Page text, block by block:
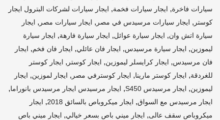
سيارات فاخرة, ايجار سيارات فخمة, ايجار سيارات لشركات البترول ايجار
كوستر , ايجار سيارات مرسيدس في مصر , ايجار سيارات مصر , ايجار
سيارة اتش وان, ايجار سيارة عوائل, ايجار سيارة فارهة, ايجار سيارة
ليموزين, ايجار سيارة مرسيدس, ايجار فان عائلي, ايجار فان فخم, ايجار
فان مرسيدس, ايجار كرايسلر ليموزين, ايجار كوستر , ايجار كوستر
للغردقة, ايجار كوستر مارينا, ايجار كوسترفي مصر , ايجار لموزين, ايجار
ليموزين, ايجار مرسيدس S450 , ايجار مرسيدس ايجار مرسيدس بانوراما,
ايجار مرسيدس مع السواق, ايجار ميكروباص بالسائق 2018 , ايجار
ميكروباص سقف عالى, ايجار ميني باص بسعر خيالي, ايجار ميني باص